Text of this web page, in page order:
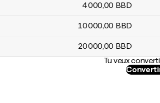
4 000,00 BBD
10 000,00 BBD
20 000,00 BBD
Tu veux